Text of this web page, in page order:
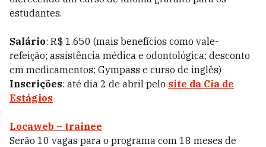
estudantes.
Salário: R$ 1.650 (mais benefícios como vale-
refeição; assistência médica e odontológica; desconto
em medicamentos; Gympass e curso de inglês)
Inscrições: até dia 2 de abril pelo site da Cia de
Estágios
Locaweb – trainee
Serão 10 vagas para o programa com 18 meses de